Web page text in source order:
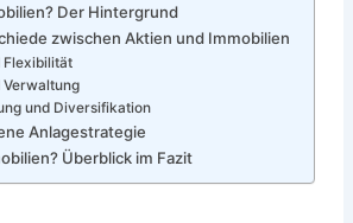
Der Hintergrund
zwischen Aktien und Immobilien
Flexibilität
und Diversifikation
Anlagestrategie
Überblick im Fazit